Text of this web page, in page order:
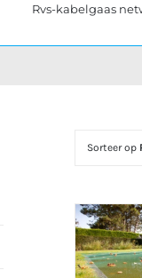
Rvs-kabelgaas
Sorteer op